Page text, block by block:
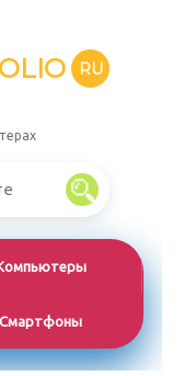
RU
Смартфоны